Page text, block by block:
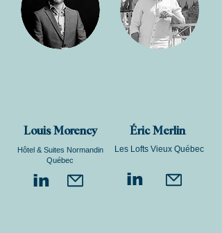
Louis Morency
Hôtel & Suites Normandin
Québec
in
Éric Merlin
Les Lofts Vieux Québec
in